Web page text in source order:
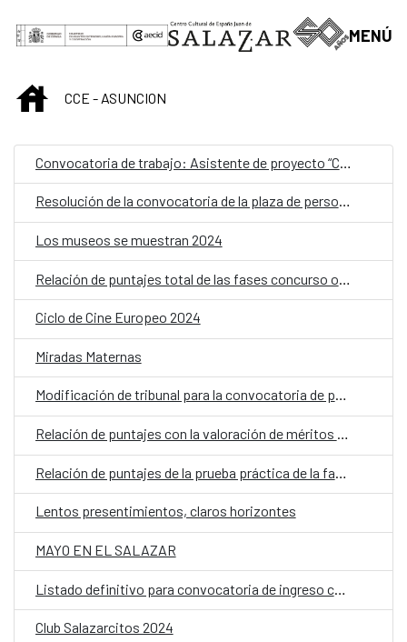
Saltar al contenido principal
MENÚ
INICIOCCE - ASUNCION
Resolución de la convocatoria de la plaza de personal laboral fijo con la categoría de Limpiador/a
Los museos se muestran 2024
Ciclo de Cine Europeo 2024
Miradas Maternas
Modificación de tribunal para la convocatoria de personal laboral fijo como Limpiador/a
Relación de puntajes con la valoración de méritos profesionales y formativos de la fase de concurso-oposición
Lentos presentimientos, claros horizontes
MAYO EN EL SALAZAR
Listado definitivo para convocatoria de ingreso como personal laboral fijo al CCE en Paraguay
Club Salazarcitos 2024